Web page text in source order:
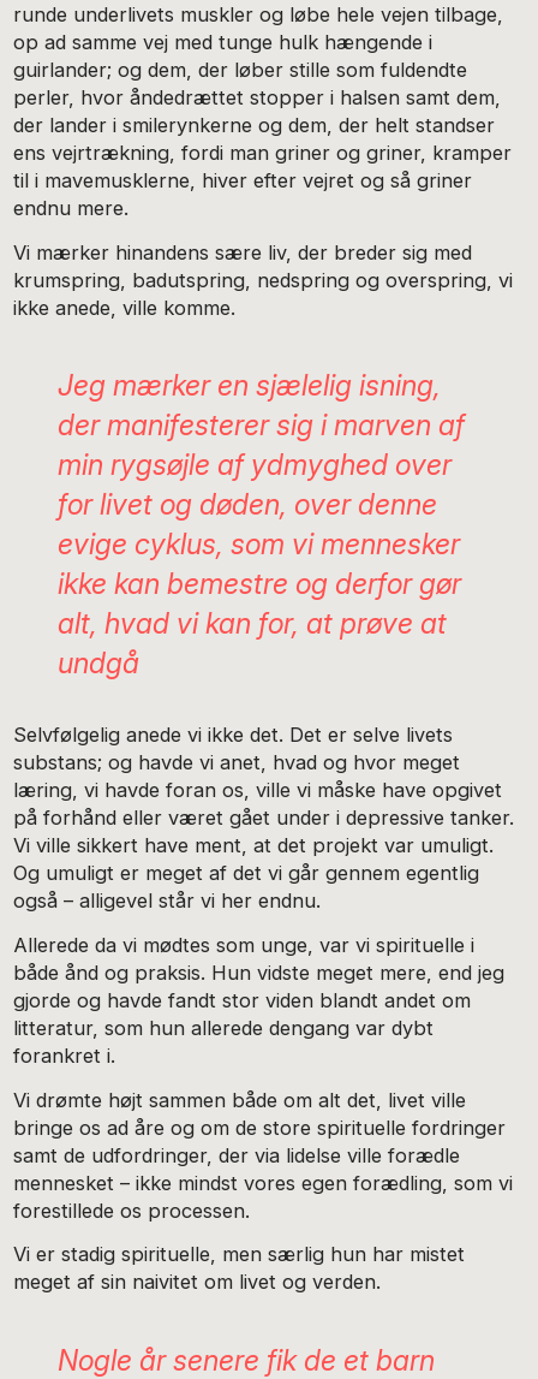
runde underlivets muskler og løbe hele vejen tilbage,
op ad samme vej med tunge hulk hængende i
guirlander; og dem, der løber stille som fuldendte
perler, hvor åndedrættet stopper i halsen samt dem,
der lander i smilerynkerne og dem, der helt standser
ens vejrtrækning, fordi man griner og griner, kramper
til i mavemusklerne, hiver efter vejret og så griner
endnu mere.
Vi mærker hinandens sære liv, der breder sig med
krumspring, badutspring, nedspring og overspring, vi
ikke anede, ville komme.
Jeg mærker en sjælelig isning,
der manifesterer sig i marven af
min rygsøjle af ydmyghed over
for livet og døden, over denne
evige cyklus, som vi mennesker
ikke kan bemestre og derfor gør
alt, hvad vi kan for, at prøve at
undgå
Selvfølgelig anede vi ikke det. Det er selve livets
substans; og havde vi anet, hvad og hvor meget
læring, vi havde foran os, ville vi måske have opgivet
på forhånd eller været gået under i depressive tanker.
Vi ville sikkert have ment, at det projekt var umuligt.
Og umuligt er meget af det vi går gennem egentlig
også – alligevel står vi her endnu.
Allerede da vi mødtes som unge, var vi spirituelle i
både ånd og praksis. Hun vidste meget mere, end jeg
gjorde og havde fandt stor viden blandt andet om
litteratur, som hun allerede dengang var dybt
forankret i.
Vi drømte højt sammen både om alt det, livet ville
bringe os ad åre og om de store spirituelle fordringer
samt de udfordringer, der via lidelse ville forædle
mennesket – ikke mindst vores egen forædling, som vi
forestillede os processen.
Vi er stadig spirituelle, men særlig hun har mistet
meget af sin naivitet om livet og verden.
Nogle år senere fik de et barn